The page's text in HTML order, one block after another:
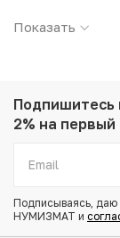
Страна: Япония
Проба: 880
Вес: 1.89 г
Тираж:
Эпоха Ансэй
Показать
Подпишитесь
2% на первый
Подписываясь, даю
НУМИЗМАТ и